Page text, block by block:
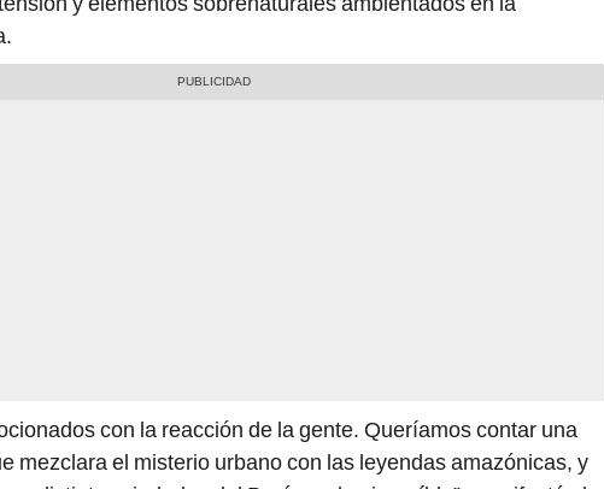
con la reacción de la gente. Queríamos contar una
mezclara el misterio urbano con las leyendas amazónicas, y